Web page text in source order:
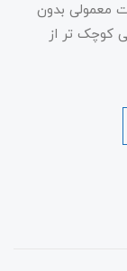
برزنت کیفیت معمولی بدون
تر از